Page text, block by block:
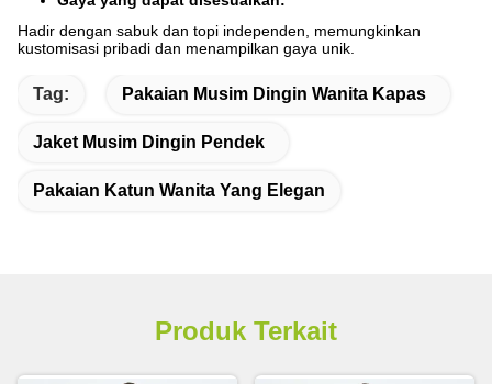
Hadir dengan sabuk dan topi independen, memungkinkan
kustomisasi pribadi dan menampilkan gaya unik.
Tag: Pakaian Musim Dingin Wanita Kapas
Jaket Musim Dingin Pendek
Pakaian Katun Wanita Yang Elegan
Produk Terkait